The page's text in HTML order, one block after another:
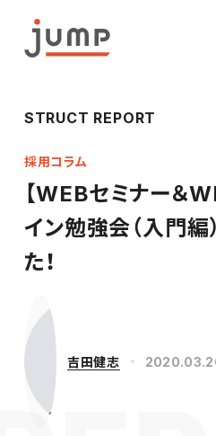
STRUCT REPORT
採用コラム
【WEBセミナー＆
イン勉強会（入門編
た！
吉田健志